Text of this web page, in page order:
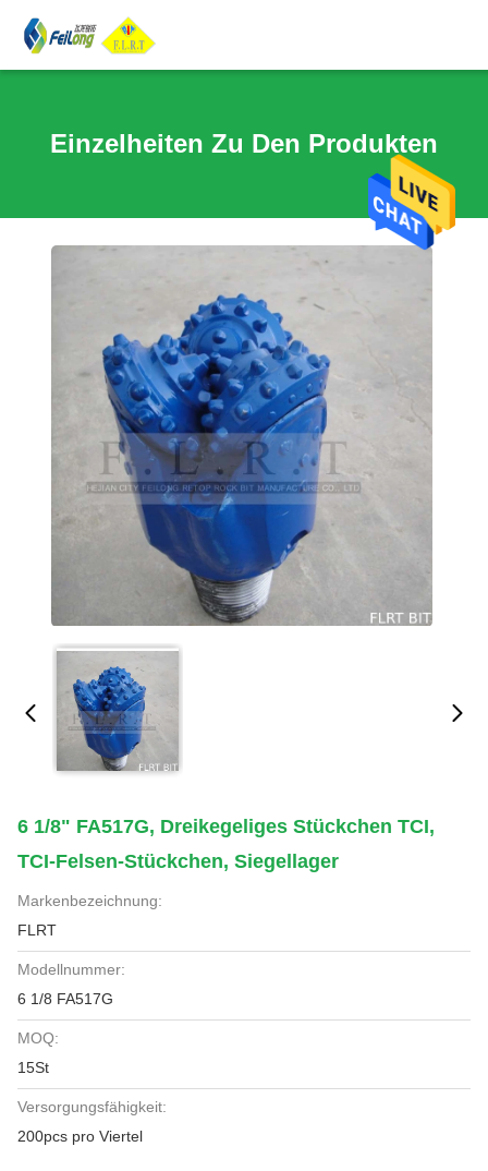
Einzelheiten Zu Den Produkten
6 1/8" FA517G, Dreikegeliges Stückchen TCI,
TCI-Felsen-Stückchen, Siegellager
Markenbezeichnung:
FLRT
Modellnummer:
6 1/8 FA517G
MOQ:
15St
Versorgungsfähigkeit:
200pcs pro Viertel